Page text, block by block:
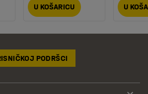
U KOŠARICU U
PODRŠCI